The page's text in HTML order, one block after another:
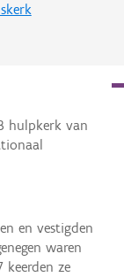
hulpkerk van
en vestigden
waren
keerden ze